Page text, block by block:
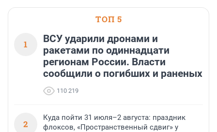
ТОП 5
1
ВСУ ударили дронами и
ракетами по одиннадцати
регионам России. Власти
сообщили о погибших и раненых
110 219
2
Куда пойти 31 июля–2 августа: праздник
флоксов, «Пространственный сдвиг» у